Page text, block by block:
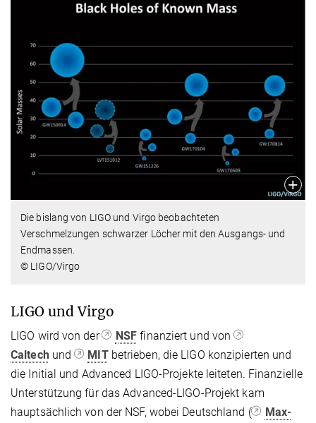
Die bislang von LIGO und Virgo beobachteten
Verschmelzungen schwarzer Löcher mit den Ausgangs- und
Endmassen.
© LIGO/Virgo
LIGO und Virgo
LIGO wird von der NSF finanziert und von
Caltechund MITbetrieben, die LIGO konzipierten und
die Initial und Advanced LIGO-Projekte leiteten. Finanzielle
Unterstützung für das Advanced-LIGO-Projekt kam
hauptsächlich von der NSF, wobei Deutschland (
Max-